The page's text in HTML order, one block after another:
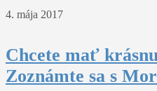
4. mája 2017
Chcete mať
Zoznámte sa s